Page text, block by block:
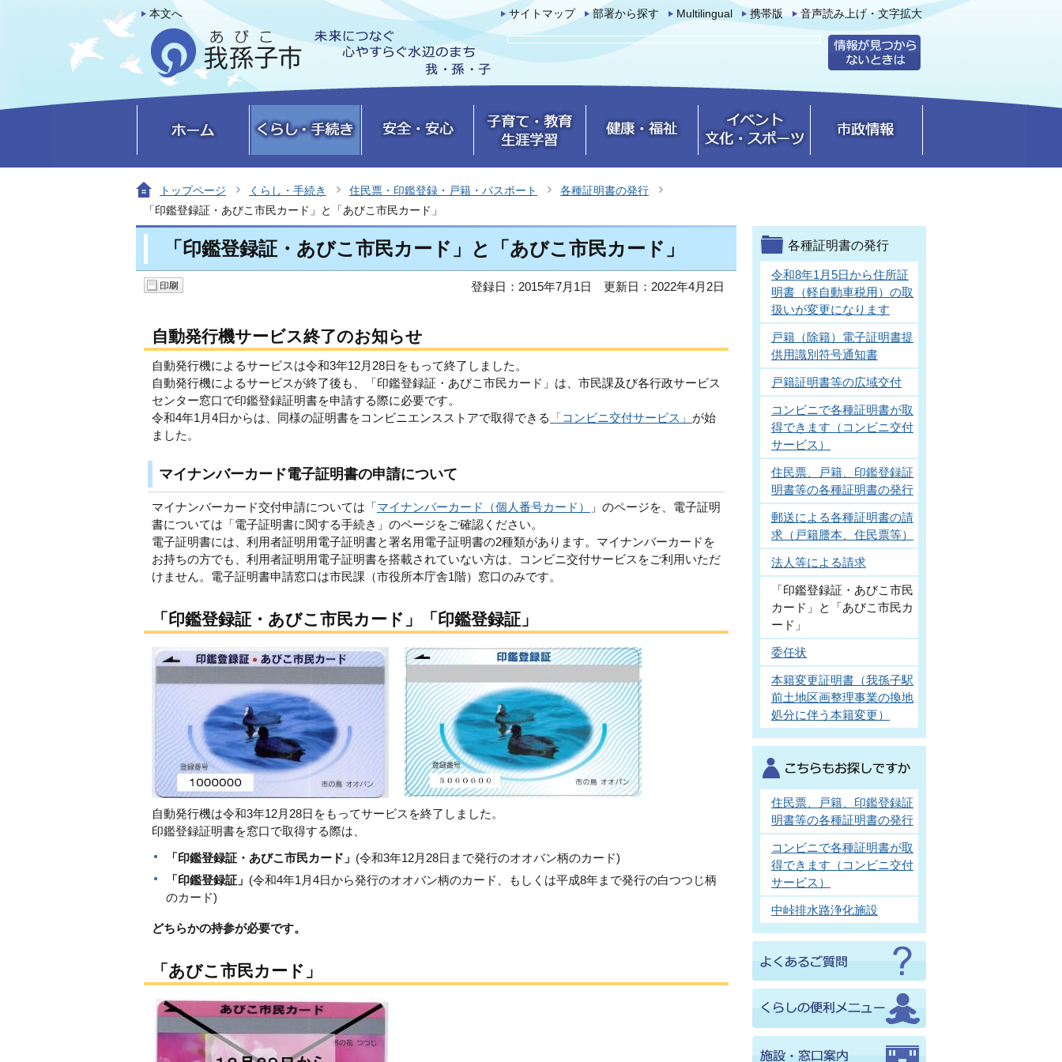
本文へ サイトマップ 部署から探す Multilingual 携帯版 音声読み上げ・文字拡大
トップページ くらし・手続き 住民票・印鑑登録・戸籍・パスポート
各種証明書の発行
「印鑑登録証・あびこ市民カード」と「あびこ市民カード」
「印鑑登録証・あびこ市民カード」と「あびこ市民カード」
登録日：2015年7月1日 更新日：2022年4月2日
自動発行機サービス終了のお知らせ
自動発行機によるサービスは令和3年12月28日をもって終了しました。
自動発行機によるサービスが終了後も、「印鑑登録証・あびこ市民カード」は、市民課及び各行政サービス
センター窓口で印鑑登録証明書を申請する際に必要です。
令和4年1月4日からは、同様の証明書をコンビニエンスストアで取得できる
「コンビニ交付サービス」 が始
ました。
マイナンバーカード電子証明書の申請について
マイナンバーカード交付申請については「マイナンバーカード（個人番号カード）
」のページを、電子証明
書については「電子証明書に関する手続き」のページをご確認ください。
電子証明書には、利用者証明用電子証明書と署名用電子証明書の2種類があります。マイナンバーカードを
お持ちの方でも、利用者証明用電子証明書を搭載されていない方は、コンビニ交付サービスをご利用いただ
けません。電子証明書申請窓口は市民課（市役所本庁舎1階）窓口のみです。
「印鑑登録証・あびこ市民カード」「印鑑登録証」
自動発行機は令和3年12月28日をもってサービスを終了しました。
印鑑登録証明書を窓口で取得する際は、
「印鑑登録証・あびこ市民カード」 (令和3年12月28日まで発行のオオバン柄のカード)
「印鑑登録証」 (令和4年1月4日から発行のオオバン柄のカード、もしくは平成8年まで発行の白つつじ柄
のカード)
どちらかの持参が必要です。
「あびこ市民カード」
各種証明書の発行
令和8年1月5日から住所証
明書（軽自動車税用）の取
扱いが変更になります
戸籍（除籍）電子証明書提
供用識別符号通知書
戸籍証明書等の広域交付
コンビニで各種証明書が取
得できます（コンビニ交付
サービス）
住民票、戸籍、印鑑登録証
明書等の各種証明書の発行
郵送による各種証明書の請
求（戸籍謄本、住民票等）
法人等による請求
「印鑑登録証・あびこ市民
カード」と「あびこ市民カ
ード」
委任状
本籍変更証明書（我孫子駅
前土地区画整理事業の換地
処分に伴う本籍変更）
住民票、戸籍、印鑑登録証
明書等の各種証明書の発行
コンビニで各種証明書が取
得できます（コンビニ交付
サービス）
中峠排水路浄化施設